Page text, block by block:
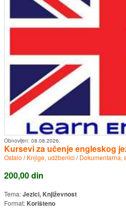
Obnovljen: 08.08.2026.
Kursevi za učenje engleskog
Ostalo /Knjige, udžbenici /Dokumentarna,
200,00 din
Tema:Jezici, Književnost
Format: Korišteno